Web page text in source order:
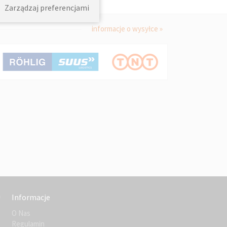
informacje o wysyłce »
Informacje
O Nas
Regulamin
Zarządzaj preferencjami